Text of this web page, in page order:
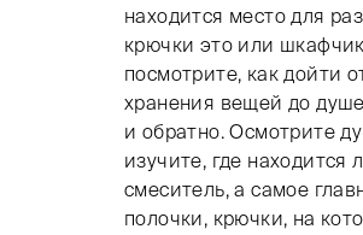
находится место для
крючки это или
посмотрите, как дойти
хранения вещей до
и обратно. Осмотрите
изучите, где находится
смеситель, а самое
полочки, крючки, на